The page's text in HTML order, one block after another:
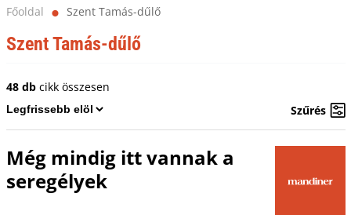
Főoldal ⬤ Szent Tamás-dűlő
Szent Tamás-dűlő
48 dbcikk összesen
Szűrés
Még mindig itt vannak a
seregélyek